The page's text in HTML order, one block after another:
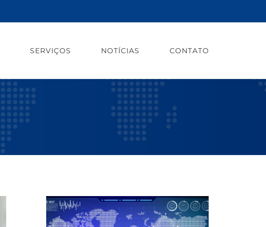
SERVIÇOS NOTÍCIAS CONTATO